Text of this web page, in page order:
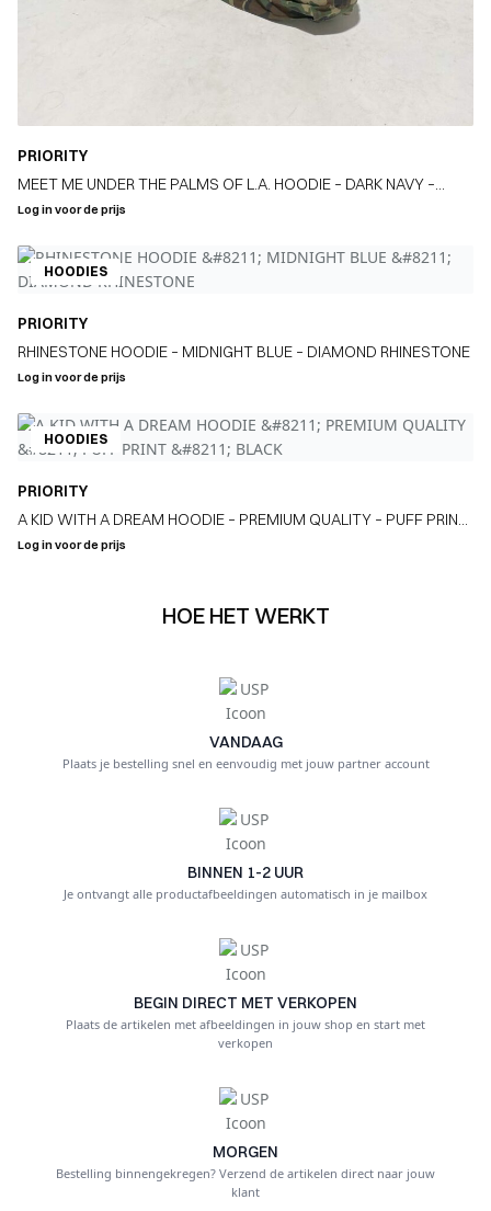
PRIORITY
MEET ME UNDER THE PALMS OF L.A. HOODIE – DARK NAVY –
PREMIUM QUALITY
Log in voor de prijs
HOODIES
PRIORITY
RHINESTONE HOODIE – MIDNIGHT BLUE – DIAMOND RHINESTONE
Log in voor de prijs
HOODIES
PRIORITY
A KID WITH A DREAM HOODIE – PREMIUM QUALITY – PUFF PRINT
– BLACK
Log in voor de prijs
HOE HET WERKT
VANDAAG
Plaats je bestelling snel en eenvoudig met jouw partner account
BINNEN 1-2 UUR
Je ontvangt alle productafbeeldingen automatisch in je mailbox
BEGIN DIRECT MET VERKOPEN
Plaats de artikelen met afbeeldingen in jouw shop en start met
verkopen
MORGEN
Bestelling binnengekregen? Verzend de artikelen direct naar jouw
klant